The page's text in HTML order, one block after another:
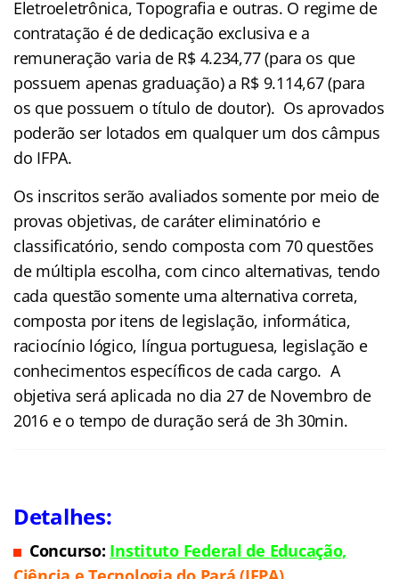
Eletroeletrônica, Topografia e outras. O regime de
contratação é de dedicação exclusiva e a
remuneração varia de R$ 4.234,77 (para os que
possuem apenas graduação) a R$ 9.114,67 (para
os que possuem o título de doutor). Os aprovados
poderão ser lotados em qualquer um dos câmpus
do IFPA.
Os inscritos serão avaliados somente por meio de
provas objetivas, de caráter eliminatório e
classificatório, sendo composta com 70 questões
de múltipla escolha, com cinco alternativas, tendo
cada questão somente uma alternativa correta,
composta por itens de legislação, informática,
raciocínio lógico, língua portuguesa, legislação e
conhecimentos específicos de cada cargo. A
objetiva será aplicada no dia 27 de Novembro de
2016 e o tempo de duração será de 3h 30min.
Detalhes:
Concurso: Instituto Federal de Educação,